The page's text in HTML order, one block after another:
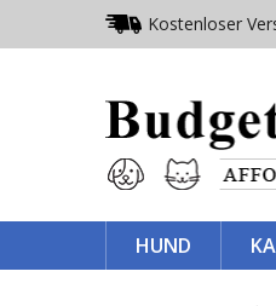
Kostenloser
HUND